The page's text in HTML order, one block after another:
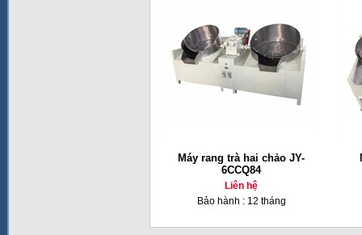
Máy rang trà hai chảo JY-
6CCQ84
Liên hệ
Bảo hành : 12 tháng